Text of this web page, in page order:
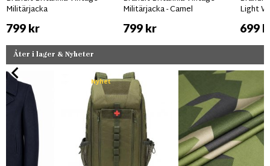
Militärjacka
799 kr
Militärjacka - Camel
799 kr
Light
699
Åter i lager & Nyheter
Nyhet